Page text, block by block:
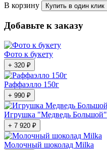
В корзину
Купить в один клик
Добавьте к заказу
Фото к букету
+ 320 ₽
Раффаэлло 150г
+ 990 ₽
Игрушка "Медведь Большой"
+ 7 920 ₽
Молочный шоколад Milka